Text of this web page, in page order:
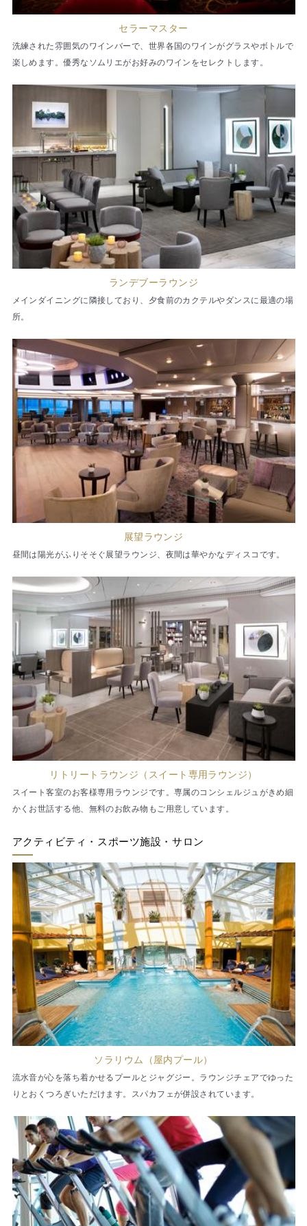
セラーマスター
洗練された雰囲気のワインバーで、世界各国のワインがグラスやボトルで
楽しめます。優秀なソムリエがお好みのワインをセレクトします。
ランデブーラウンジ
メインダイニングに隣接しており、夕食前のカクテルやダンスに最適の場
所。
展望ラウンジ
昼間は陽光がふりそそぐ展望ラウンジ、夜間は華やかなディスコです。
リトリートラウンジ（スイート専用ラウンジ）
スイート客室のお客様専用ラウンジです。専属のコンシェルジュがきめ細
かくお世話する他、無料のお飲み物もご用意しています。
アクティビティ・スポーツ施設・サロン
ソラリウム（屋内プール）
流水音が心を落ち着かせるプールとジャグジー。ラウンジチェアでゆった
りとおくつろぎいただけます。スパカフェが併設されています。